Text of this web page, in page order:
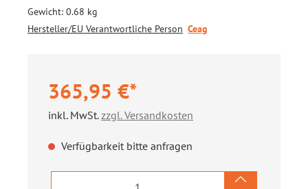
Gewicht: 0.68 kg
Hersteller/EU Verantwortliche Person Ceag
365,95 €*
inkl. MwSt.zzgl. Versandkosten
Verfügbarkeit bitte anfragen